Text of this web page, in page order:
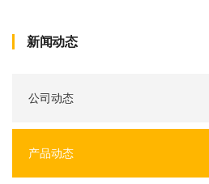
新闻动态
公司动态
产品动态